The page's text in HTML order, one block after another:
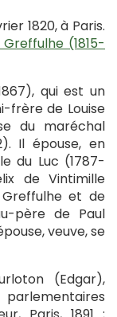
1820, à Paris.
(1815-
qui est un
frère de Louise
du maréchal
Il épouse, en
du Luc (1787-
de Vintimille
Greffulhe et de
père de Paul
veuve, se
(Edgar),